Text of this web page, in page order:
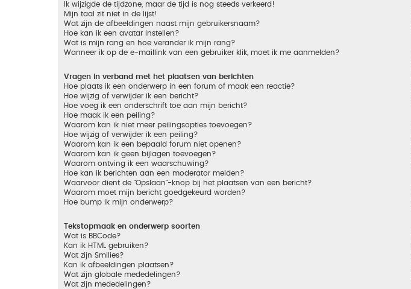
Ik wijzigde de tijdzone, maar de tijd is nog steeds verkeerd!
Mijn taal zit niet in de lijst!
Wat zijn de afbeeldingen naast mijn gebruikersnaam?
Hoe kan ik een avatar instellen?
Wat is mijn rang en hoe verander ik mijn rang?
Wanneer ik op de e-maillink van een gebruiker klik, moet ik me aanmelden?
Vragen in verband met het plaatsen van berichten
Hoe plaats ik een onderwerp in een forum of maak een reactie?
Hoe wijzig of verwijder ik een bericht?
Hoe voeg ik een onderschrift toe aan mijn bericht?
Hoe maak ik een peiling?
Waarom kan ik niet meer peilingsopties toevoegen?
Hoe wijzig of verwijder ik een peiling?
Waarom kan ik een bepaald forum niet openen?
Waarom kan ik geen bijlagen toevoegen?
Waarom ontving ik een waarschuwing?
Hoe kan ik berichten aan een moderator melden?
Waarvoor dient de "Opslaan"-knop bij het plaatsen van een bericht?
Waarom moet mijn bericht goedgekeurd worden?
Hoe bump ik mijn onderwerp?
Tekstopmaak en onderwerp soorten
Wat is BBCode?
Kan ik HTML gebruiken?
Wat zijn Smilies?
Kan ik afbeeldingen plaatsen?
Wat zijn globale mededelingen?
Wat zijn mededelingen?